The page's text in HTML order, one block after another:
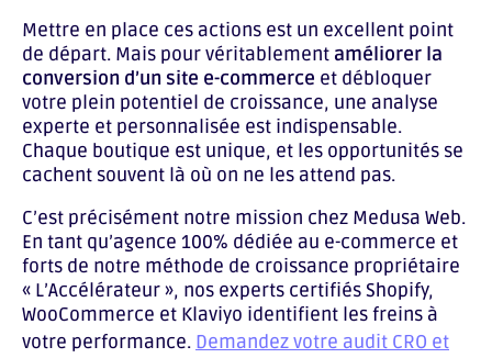
Mettre en place ces actions est un excellent point
de départ. Mais pour véritablement améliorer la
conversion d’un site e-commerce et débloquer
votre plein potentiel de croissance, une analyse
experte et personnalisée est indispensable.
Chaque boutique est unique, et les opportunités se
cachent souvent là où on ne les attend pas.
C’est précisément notre mission chez Medusa Web.
En tant qu’agence 100% dédiée au e-commerce et
forts de notre méthode de croissance propriétaire
« L’Accélérateur », nos experts certifiés Shopify,
WooCommerce et Klaviyo identifient les freins à
votre performance. Demandez votre audit CRO et